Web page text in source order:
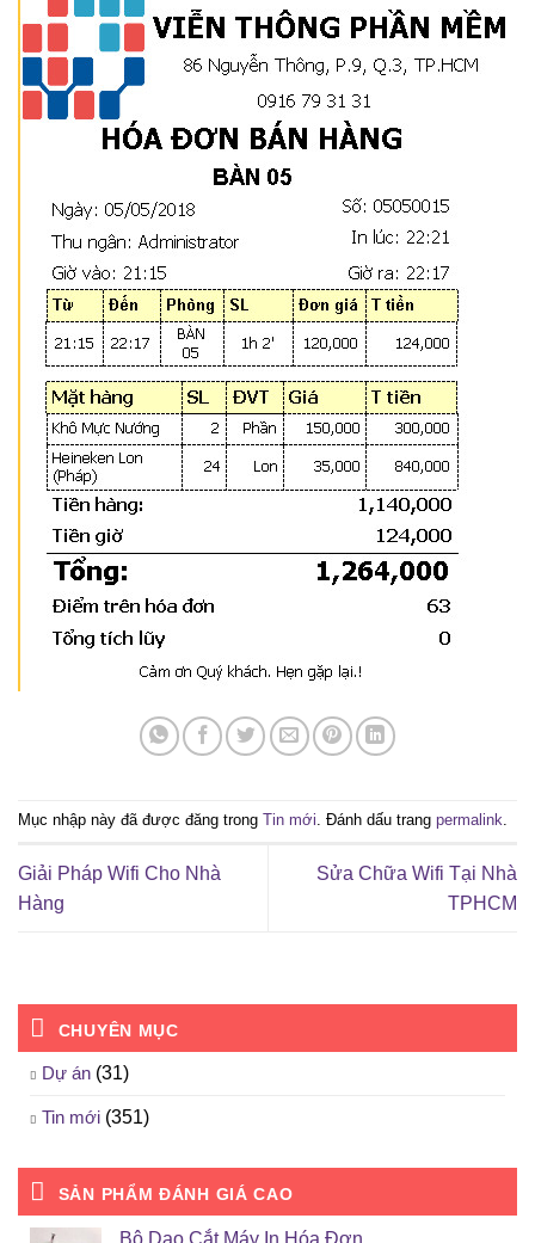
Mục nhập này đã được đăng trong Tin mới. Đánh dấu trang permalink.
Giải Pháp Wifi Cho Nhà
Hàng
Sửa Chữa Wifi Tại Nhà
TPHCM
CHUYÊN MỤC
Dự án (31)
Tin mới (351)
SẢN PHẨM ĐÁNH GIÁ CAO